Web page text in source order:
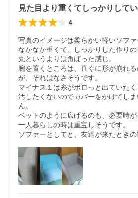
見た目より重くてしっかりして
4
写真のイメージは柔らかい軽いソフ
なかなか重くて、しっかりした作りの
丸というよりは角ばった感じ。
腕を置くところは、直ぐに形が崩れ
が、それはなさそうです。
マイナス１は糸がポロっと出ていたく
汚したくないのでカバーをかけてし
ん。
ベットのように広げるのも、必要時が
一人暮らしの時は重宝しそうです。
ソファーとしてと、友達が来たときの